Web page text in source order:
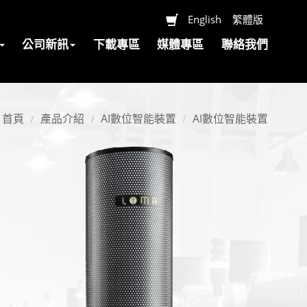
English 繁體版
公司新訊 下載專區 媒體專區 聯絡我們
首頁 產品介紹 AI數位智能裝置 AI數位智能裝置